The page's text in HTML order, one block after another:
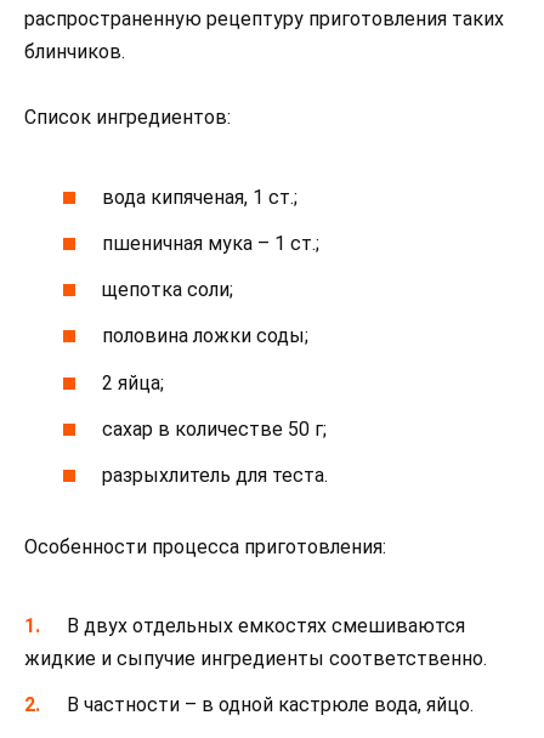
распространенную рецептуру приготовления таких
блинчиков.
Список ингредиентов:
вода кипяченая, 1 ст.;
пшеничная мука – 1 ст.;
щепотка соли;
половина ложки соды;
2 яйца;
сахар в количестве 50 г;
разрыхлитель для теста.
Особенности процесса приготовления:
В двух отдельных емкостях смешиваются
жидкие и сыпучие ингредиенты соответственно.
В частности – в одной кастрюле вода, яйцо.